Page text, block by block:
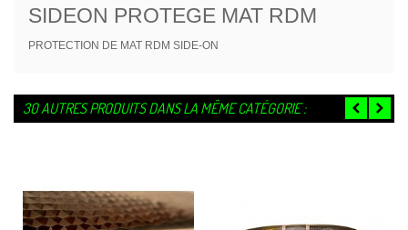
SIDEON PROTEGE MAT RDM
PROTECTION DE MAT RDM SIDE-ON
30 AUTRES PRODUITS DANS LA MÊME CATÉGORIE :